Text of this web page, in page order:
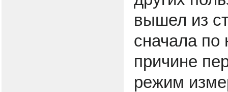
вышел из
сначала по
причине
режим